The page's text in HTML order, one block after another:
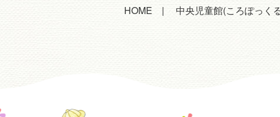
HOME 中央児童館(ころぽっく